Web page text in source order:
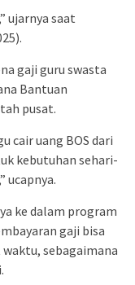
ujarnya saat
gaji guru swasta
Bantuan
pusat.
cair uang BOS dari
kebutuhan sehari-
ucapnya.
ke dalam program
gaji bisa
sebagaimana